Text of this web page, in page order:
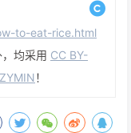
to-eat-rice.html
均采用 CC BY-
ZYMIN！